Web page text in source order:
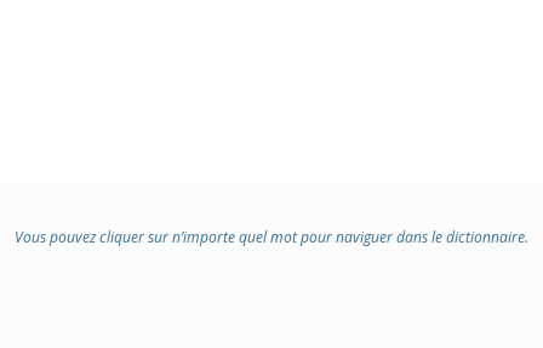
Vous pouvez cliquer sur n’importe quel mot pour naviguer dans le dictionnaire.